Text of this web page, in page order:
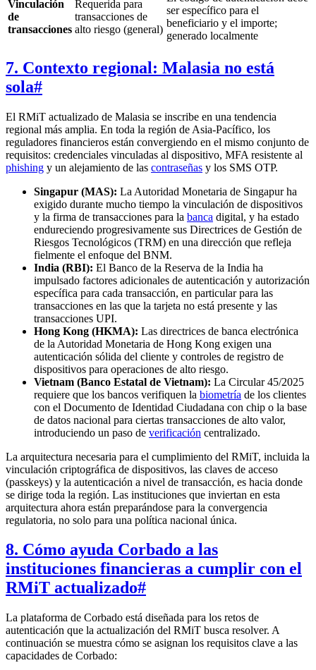
Vinculación
de
transacciones
Requerida para
transacciones de
alto riesgo (general)
ser específico para el
beneficiario y el importe;
generado localmente
7. Contexto regional: Malasia no está
sola#
El RMiT actualizado de Malasia se inscribe en una tendencia
regional más amplia. En toda la región de Asia-Pacífico, los
reguladores financieros están convergiendo en el mismo conjunto de
requisitos: credenciales vinculadas al dispositivo, MFA resistente al
phishing y un alejamiento de las contraseñas y los SMS OTP.
Singapur (MAS): La Autoridad Monetaria de Singapur ha
exigido durante mucho tiempo la vinculación de dispositivos
y la firma de transacciones para la banca digital, y ha estado
endureciendo progresivamente sus Directrices de Gestión de
Riesgos Tecnológicos (TRM) en una dirección que refleja
fielmente el enfoque del BNM.
India (RBI): El Banco de la Reserva de la India ha
impulsado factores adicionales de autenticación y autorización
específica para cada transacción, en particular para las
transacciones en las que la tarjeta no está presente y las
transacciones UPI.
Hong Kong (HKMA): Las directrices de banca electrónica
de la Autoridad Monetaria de Hong Kong exigen una
autenticación sólida del cliente y controles de registro de
dispositivos para operaciones de alto riesgo.
Vietnam (Banco Estatal de Vietnam): La Circular 45/2025
requiere que los bancos verifiquen la biometría de los clientes
con el Documento de Identidad Ciudadana con chip o la base
de datos nacional para ciertas transacciones de alto valor,
introduciendo un paso de verificación centralizado.
La arquitectura necesaria para el cumplimiento del RMiT, incluida la
vinculación criptográfica de dispositivos, las claves de acceso
(passkeys) y la autenticación a nivel de transacción, es hacia donde
se dirige toda la región. Las instituciones que inviertan en esta
arquitectura ahora están preparándose para la convergencia
regulatoria, no solo para una política nacional única.
8. Cómo ayuda Corbado a las
instituciones financieras a cumplir con el
RMiT actualizado#
La plataforma de Corbado está diseñada para los retos de
autenticación que la actualización del RMiT busca resolver. A
continuación se muestra cómo se asignan los requisitos clave a las
capacidades de Corbado: